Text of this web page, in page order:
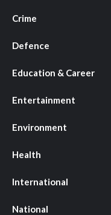
Crime
Defence
Education & Career
Entertainment
Environment
Health
International
National